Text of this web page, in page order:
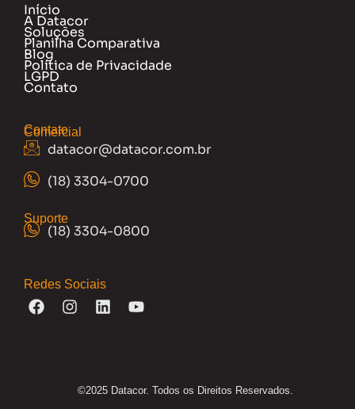
Início
A Datacor
Soluções
Planilha Comparativa
Blog
Política de Privacidade
LGPD
Contato
Contato
Comercial
datacor@datacor.com.br
(18) 3304-0700
Suporte
(18) 3304-0800
Redes Sociais
©2025 Datacor. Todos os Direitos Reservados.